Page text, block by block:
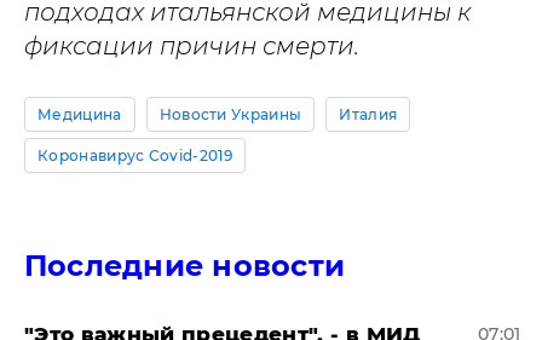
подходах итальянской медицины к
фиксации причин смерти.
Медицина Новости Украины Италия
Коронавирус Covid-2019
Последние новости
"Это важный прецедент", - в МИД
07:01